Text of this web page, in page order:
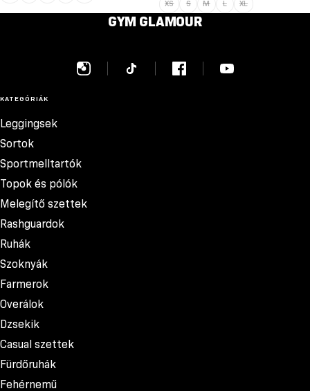
XS S M L XL
GYM GLAMOUR
KATEGÓRIÁK
Leggingsek
Sortok
Sportmelltartók
Topok és pólók
Melegítő szettek
Rashguardok
Ruhák
Szoknyák
Farmerok
Overálok
Dzsekik
Casual szettek
Fürdőruhák
Fehérnemű